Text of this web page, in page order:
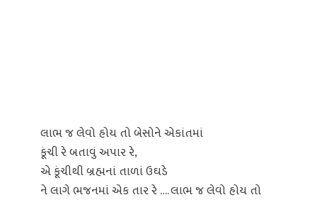
લાભ જ લેવો હોય તો બેસોને એકાંતમાં
કૂંચી રે બતાવું અપાર રે,
એ કૂંચીથી બ્રહ્મનાં તાળાં ઉઘડે
ને લાગે ભજનમાં એક તાર રે …. લાભ જ લેવો હોય તો